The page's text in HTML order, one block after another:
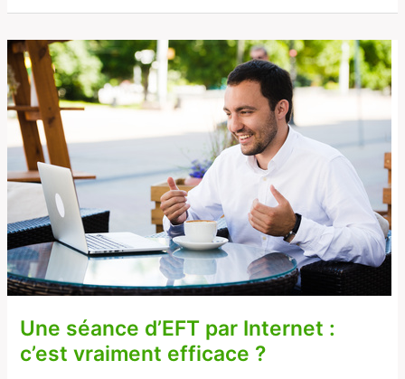
Une séance d’EFT par Internet :
c’est vraiment efficace ?
Une
séance
d’EFT
par
Internet
c’est
vraiment
efficace ?